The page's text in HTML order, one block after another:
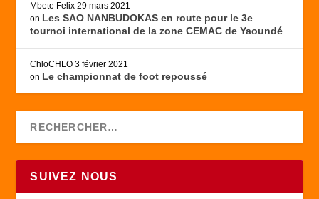
Mbete Felix 29 mars 2021
on Les SAO NANBUDOKAS en route pour le 3e
tournoi international de la zone CEMAC de Yaoundé
ChloCHLO 3 février 2021
on Le championnat de foot repoussé
SUIVEZ NOUS